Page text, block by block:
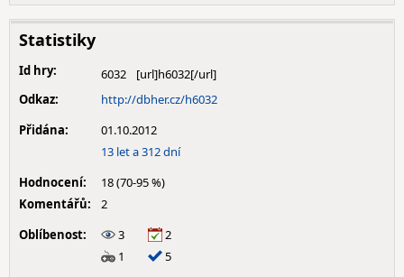
Statistiky
Id hry:
6032
Odkaz:
http://dbher.cz/h6032
Přidána:
01.10.2012
13 let a 312 dní
Hodnocení:
18 (70-95 %)
Komentářů:
2
Oblíbenost:
3
2
1
5